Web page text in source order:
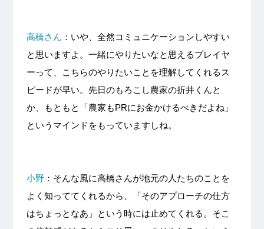
高橋さん ：いや、全然コミュニケーションしやすい
と思いますよ。一緒にやりたいなと思えるプレイヤ
ーって、こちらのやりたいことを理解してくれるス
ピードが早い。先日のもろこし農家の折井くんと
か、もともと「農家もPRにお金かけるべきだよね」
というマインドをもっていますしね。
小野：そんな風に高橋さんが地元の人たちのことを
よく知っててくれるから、「そのアプローチの仕方
はちょっとなあ」という時には止めてくれる。そこ